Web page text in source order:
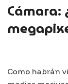
Cámara:
Como habrán